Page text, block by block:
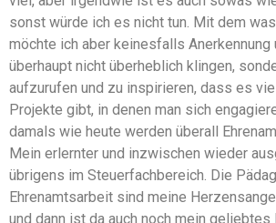
sonst würde ich es nicht tun. Mit dem
möchte ich aber keinesfalls Anerkennung
überhaupt nicht überheblich klingen,
aufzurufen und zu inspirieren, dass es
Projekte gibt, in denen man sich
damals wie heute werden überall
Mein erlernter und inzwischen wieder
übrigens im Steuerfachbereich. Die
Ehrenamtsarbeit sind meine
und dann ist da auch noch mein geliebtes